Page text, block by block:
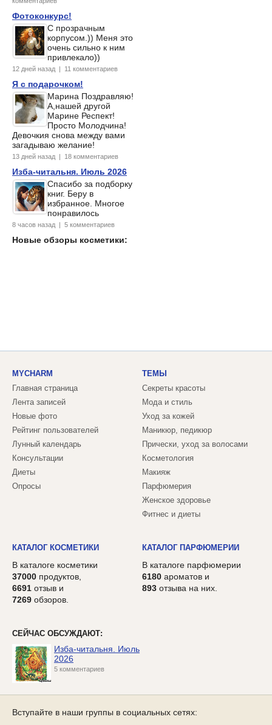
Фотоконкурс!
С прозрачным
корпусом.)) Меня это
очень сильно к ним
привлекало))
12 дней назад | 11 комментариев
Я с подарочком!
Марина Поздравляю!
А,нашей другой
Марине Респект!
Просто Молодчина!
Девочкия снова между вами
загадываю желание!
13 дней назад | 18 комментариев
Изба-читальня. Июль 2026
Спасибо за подборку
книг. Беру в
избранное. Многое
понравилось
8 часов назад | 5 комментариев
Новые обзоры косметики:
MYCHARM
Главная страница
Лента записей
Новые фото
Рейтинг пользователей
Лунный календарь
Консультации
Диеты
Опросы
ТЕМЫ
Секреты красоты
Мода и стиль
Уход за кожей
Маникюр, педикюр
Прически, уход за волосами
Косметология
Макияж
Парфюмерия
Женское здоровье
Фитнес и диеты
КАТАЛОГ КОСМЕТИКИ
В каталоге косметики
37000 продуктов,
6691 отзыв и
7269 обзоров.
КАТАЛОГ ПАРФЮМЕРИИ
В каталоге парфюмерии
6180 ароматов и
893 отзыва на них.
СЕЙЧАС ОБСУЖДАЮТ:
Изба-читальня. Июль
2026
5 комментариев
Вступайте в наши группы в социальных сетях: